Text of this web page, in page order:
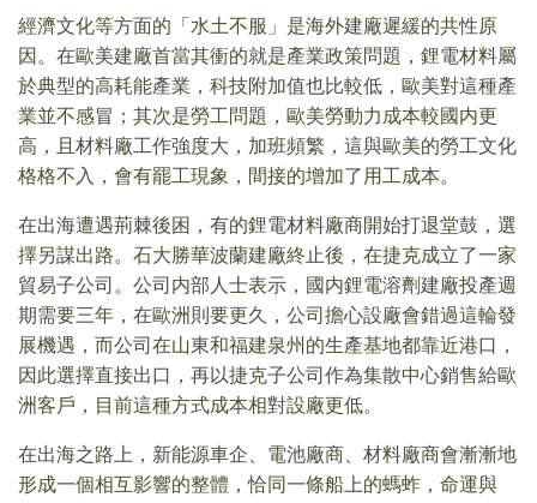
經濟文化等方面的「水土不服」是海外建廠遲緩的共性原
因。在歐美建廠首當其衝的就是產業政策問題，鋰電材料屬
於典型的高耗能產業，科技附加值也比較低，歐美對這種產
業並不感冒；其次是勞工問題，歐美勞動力成本較國内更
高，且材料廠工作強度大，加班頻繁，這與歐美的勞工文化
格格不入，會有罷工現象，間接的增加了用工成本。
在出海遭遇荊棘後困，有的鋰電材料廠商開始打退堂鼓，選
擇另謀出路。石大勝華波蘭建廠終止後，在捷克成立了一家
貿易子公司。公司内部人士表示，國内鋰電溶劑建廠投產週
期需要三年，在歐洲則要更久，公司擔心設廠會錯過這輪發
展機遇，而公司在山東和福建泉州的生產基地都靠近港口，
因此選擇直接出口，再以捷克子公司作為集散中心銷售給歐
洲客戶，目前這種方式成本相對設廠更低。
在出海之路上，新能源車企、電池廠商、材料廠商會漸漸地
形成一個相互影響的整體，恰同一條船上的螞蚱，命運與